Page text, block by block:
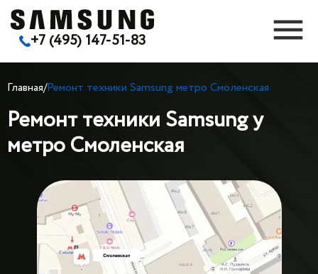
+7 (495) 147-51-83
Ремонт техники Samsung у
метро Смоленская
Главная/Ремонт техники Samsung метро Смоленская